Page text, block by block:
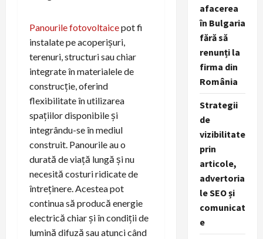
Panourile fotovoltaicepot fi
instalate pe acoperișuri,
terenuri, structuri sau chiar
integrate în materialele de
construcție, oferind
flexibilitate în utilizarea
spațiilor disponibile și
integrându-se în mediul
construit. Panourile au o
durată de viață lungă și nu
necesită costuri ridicate de
întreținere. Acestea pot
continua să producă energie
electrică chiar și în condiții de
lumină difuză sau atunci când
afacerea
în Bulgaria
fără să
renunți la
firma din
România
Strategii
de
vizibilitate
prin
articole,
advertoria
le SEO și
comunicat
e